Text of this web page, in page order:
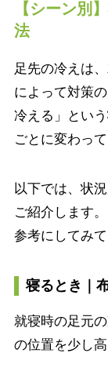
【シーン別
法
足先の冷えは
によって対策
冷える」とい
ごとに変わって
以下では、状
ご紹介します
参考にしてみて
寝るとき｜
就寝時の足元
の位置を少し